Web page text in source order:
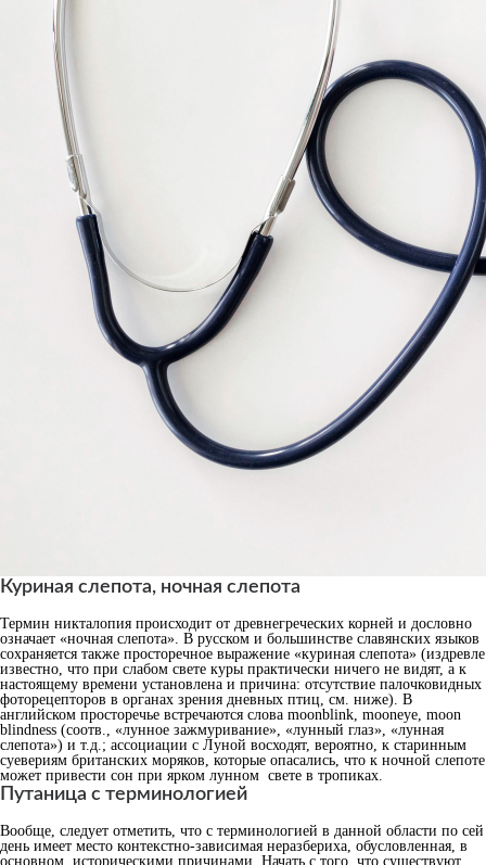
Куриная слепота, ночная слепота
Термин никталопия происходит от древнегреческих корней и дословно
означает «ночная слепота». В русском и большинстве славянских языков
сохраняется также просторечное выражение «куриная слепота» (издревле
известно, что при слабом свете куры практически ничего не видят, а к
настоящему времени установлена и причина: отсутствие палочковидных
фоторецепторов в органах зрения дневных птиц, см. ниже). В
английском просторечье встречаются слова moonblink, mooneye, moon
blindness (соотв., «лунное зажмуривание», «лунный глаз», «лунная
слепота») и т.д.; ассоциации с Луной восходят, вероятно, к старинным
суевериям британских моряков, которые опасались, что к ночной слепоте
может привести сон при ярком лунном свете в тропиках.
Путаница с терминологией
Вообще, следует отметить, что с терминологией в данной области по сей
день имеет место контекстно-зависимая неразбериха, обусловленная, в
основном, историческими причинами. Начать с того, что существуют